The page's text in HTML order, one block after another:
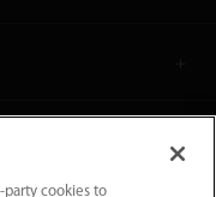
party cookies to